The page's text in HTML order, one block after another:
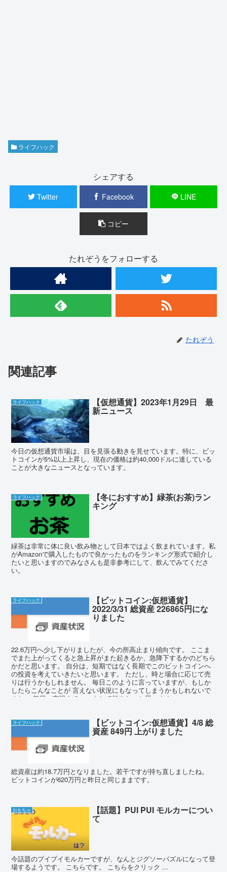
ライフハック
シェアする
Twitter Facebook LINE
コピー
たれぞうをフォローする
たれぞう
関連記事
ライフハック 【仮想通貨】2023年1月29日 最
新ニュース
今日の仮想通貨市場は、目を見張る動きを見せています。特に、ビッ
トコインが5%以上上昇し、現在の価格は約40,000ドルに達している
ことが大きなニュースとなっています。
ライフハック 【冬におすすめ】緑茶(お茶)ラン
キング
緑茶は非常に体に良い飲み物として日本ではよく飲まれています。私
がAmazonで購入したもので良かったものをランキング形式で紹介し
たいと思いますのでみなさんも是非参考にして、飲んでみてくださ
い。
ライフハック 【ビットコイン:仮想通貨】
2022/3/31 総資産 226865円にな
りました
22.6万円へ少し下がりましたが、今の所高止まり傾向です。 ここま
でまた上がってくると急上昇がまた起きるか、急降下するかのどちら
かだと思います。 自分は、短期ではなく長期でこのビットコインへ
の投資を考えていきたいと思います。 ただし、時と場合に応じて売
りは行うかもしれません。 毎日このように言っていますが、もしか
したらこんなことが 言えない状況にもなってしまうかもしれないで
すね。 毎日、市況をチェックして行きたいと思います。
ライフハック 【ビットコイン:仮想通貨】4/8 総
資産 849円 上がりました
総資産は約18.7万円となりました。若干ですが持ち直しましたね。
ビットコインが620万円と昨日と同じままです。
おもちゃ 【話題】PUI PUI モルカーについ
て
今話題のプイプイモルカーですが、なんとジグソーパズルになって登
場するようです。 こちらです。 こちらをクリック ...